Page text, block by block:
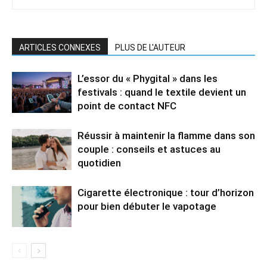
L’essor du « Phygital » dans les
festivals : quand le textile devient un
Réussir à maintenir la flamme dans son
couple : conseils et astuces au
Cigarette électronique : tour d’horizon
pour bien débuter le vapotage